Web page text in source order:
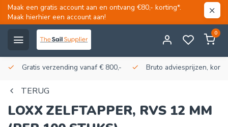
Maak een gratis account aan en ontvang €80,- korting*.
Maak hierhier een account aan!
0
Gratis verzending vanaf € 800,- Bruto adviesprijzen,
TERUG
LOXX ZELFTAPPER, RVS 12 MM